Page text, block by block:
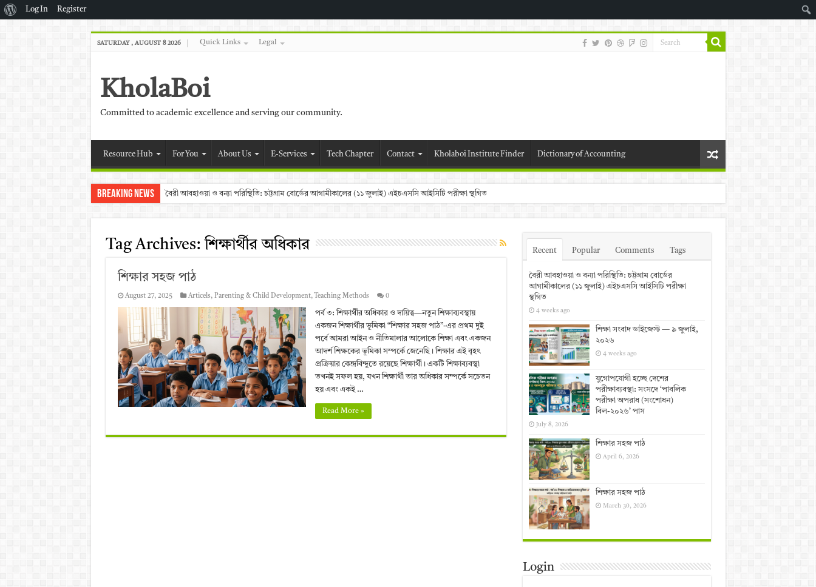
SATURDAY , AUGUST 8 2026 Quick Links Legal
KholaBoi
Committed to academic excellence and serving our community.
Resource Hub For You About Us E-Services Tech Chapter Contact Kholaboi Institute Finder Dictionary of Accounting
Breaking News বৈরী আবহাওয়া ও বন্যা পরিস্থিতি: চট্টগ্রাম বোর্ডের আগামীকালের (১১ জুলাই) এইচএসসি আইসিটি পরীক্ষা স্থগিত
Tag Archives:শিক্ষার্থীর অধিকার
শিক্ষার সহজ পাঠ
August 27, 2025 Articels, Parenting & Child Development, Teaching Methods 0
পর্ব ৩: শিক্ষার্থীর অধিকার ও দায়িত্ব—নতুন শিক্ষাব্যবস্থায়
একজন শিক্ষার্থীর ভূমিকা “শিক্ষার সহজ পাঠ”-এর প্রথম দুই
পর্বে আমরা আইন ও নীতিমালার আলোকে শিক্ষা এবং একজন
আদর্শ শিক্ষকের ভূমিকা সম্পর্কে জেনেছি। শিক্ষার এই বৃহৎ
প্রক্রিয়ার কেন্দ্রবিন্দুতে রয়েছে শিক্ষার্থী। একটি শিক্ষাব্যবস্থা
তখনই সফল হয়, যখন শিক্ষার্থী তার অধিকার সম্পর্কে সচেতন
হয় এবং একই …
Read More »
Recent Popular Comments Tags
বৈরী আবহাওয়া ও বন্যা পরিস্থিতি: চট্টগ্রাম বোর্ডের
আগামীকালের (১১ জুলাই) এইচএসসি আইসিটি পরীক্ষা
স্থগিত
4 weeks ago
শিক্ষা সংবাদ ডাইজেস্ট — ৯ জুলাই,
২০২৬
4 weeks ago
যুগোপযোগী হচ্ছে দেশের
পরীক্ষাব্যবস্থা: সংসদে ‘পাবলিক
পরীক্ষা অপরাধ (সংশোধন)
বিল-২০২৬’ পাস
July 8, 2026
শিক্ষার সহজ পাঠ
April 6, 2026
শিক্ষার সহজ পাঠ
March 30, 2026
Login
About
Log In Register